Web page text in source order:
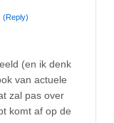
(Reply)
(en ik denk
van actuele
zal pas over
komt af op de